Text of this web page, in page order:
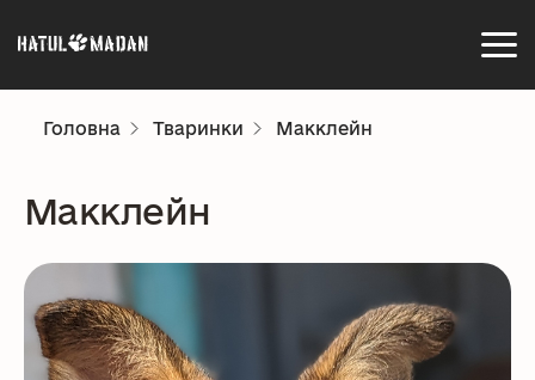
Головна Тваринки Макклейн
Макклейн